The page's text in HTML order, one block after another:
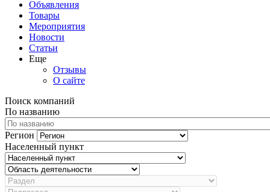
Объявления
Товары
Мероприятия
Новости
Статьи
Еще
Отзывы
О сайте
Поиск компаний
По названию
Регион
Населенный пункт